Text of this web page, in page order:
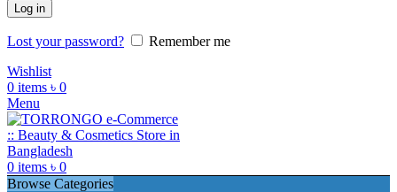
Log in
Lost your password?
Remember me
Wishlist
0 items ৳ 0
Menu
0 items ৳ 0
Browse Categories